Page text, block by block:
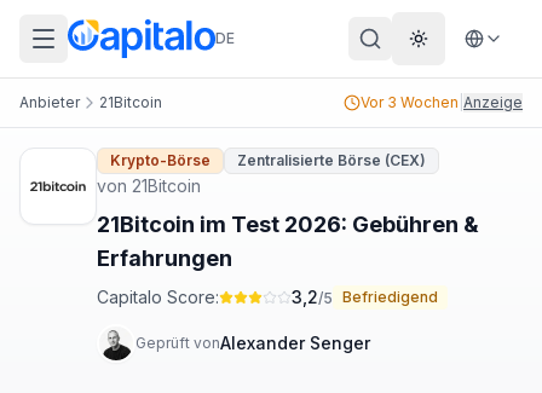
DE Theme
Anbieter 21Bitcoin Vor 3 Wochen Anzeige
Krypto-Börse Zentralisierte Börse (CEX)
von 21Bitcoin
21Bitcoin im Test 2026: Gebühren &
Erfahrungen
Capitalo Score: 3,2/5 Befriedigend
Geprüft vonAlexander Senger